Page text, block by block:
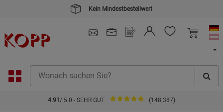
Kein Mindestbestellwert
4.91 / 5.0 - SEHR GUT (148.387)